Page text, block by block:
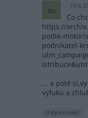
su
Co
https://
podle-
podnikatel-
... a poté
výfuku a
Odpovědět